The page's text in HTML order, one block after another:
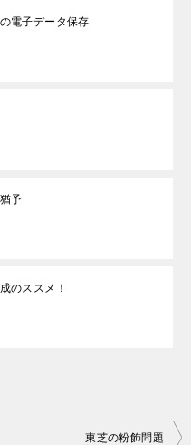
電子データ保存
予
のススメ！
東芝の粉飾問題